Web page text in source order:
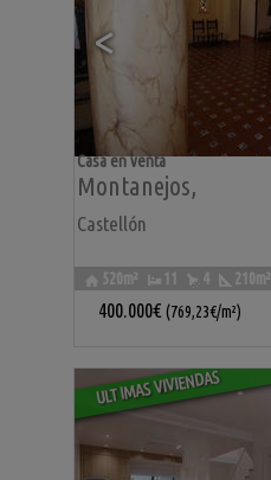
<
Montanejos,
Castellón
Casa en venta
520m² 11 4 210m²
400.000€ (769,23€/m²)
ULTIMAS VIVIENDAS